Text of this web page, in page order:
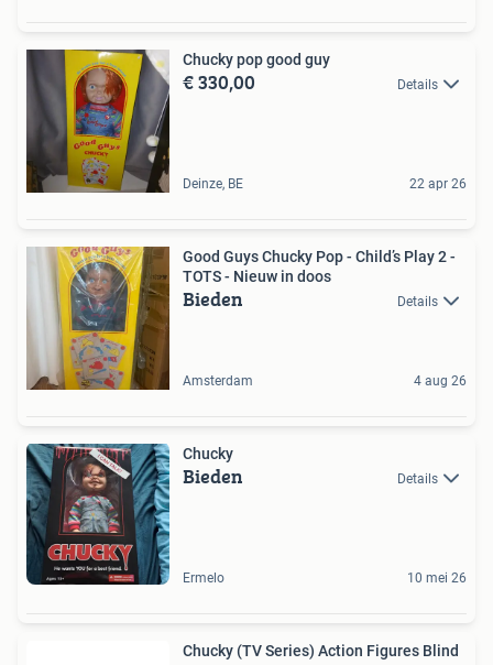
Chucky pop good guy
€ 330,00 Details
Deinze, BE 22 apr 26
Good Guys Chucky Pop - Child’s Play 2 -
TOTS - Nieuw in doos
Bieden Details
Amsterdam 4 aug 26
Chucky
Bieden Details
Ermelo 10 mei 26
Chucky (TV Series) Action Figures Blind